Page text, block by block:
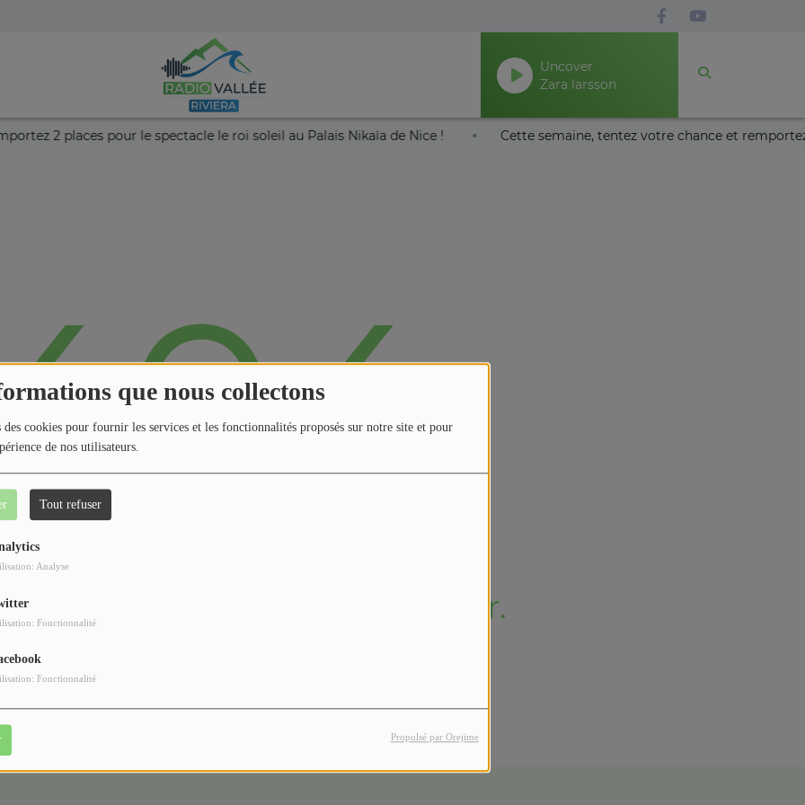
que nous collectons
cookies pour fournir les services et les fonctionnalités proposés sur notre site et pour
de nos utilisateurs.
Tout refuser
Analyse
Fonctionnalité
Fonctionnalité
Propulsé par Orejime
Uncover
Zara larsson
remportez 2 places pour le spectacle le roi soleil au Palais Nikaïa de Nice ! Cette semaine, tentez votre chance et
avez rencontré une erreur.